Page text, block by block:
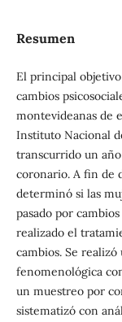
Resumen
El principal
cambios
montevideanas de
Instituto Nacional
transcurrido un
coronario. A fin de
determinó si las
pasado por
realizado el
cambios. Se
fenomenológica
un muestreo por
sistematizó con